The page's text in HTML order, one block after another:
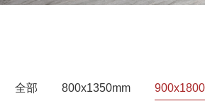
全部 800x1350mm